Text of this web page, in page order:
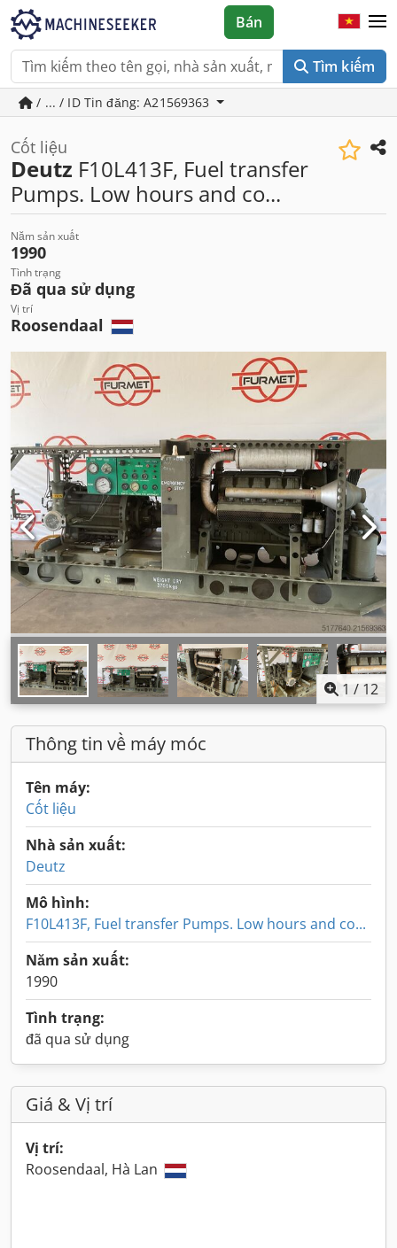
Tìm kiếm
Bán
/ ... / ID Tin đăng: A21569363
Cốt liệu
Deutz F10L413F, Fuel transfer
Pumps. Low hours and co...
Năm sản xuất
1990
Tình trạng
Đã qua sử dụng
Vị trí
Roosendaal
1 / 12
Thông tin về máy móc
Tên máy:
Cốt liệu
Nhà sản xuất:
Deutz
Mô hình:
F10L413F, Fuel transfer Pumps. Low hours and co...
Năm sản xuất:
1990
Tình trạng:
đã qua sử dụng
Giá & Vị trí
Vị trí:
Roosendaal, Hà Lan